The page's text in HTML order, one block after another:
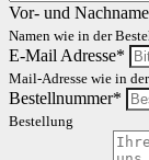
Vor- und
Namen wie in der
E-Mail Adresse*
Mail-Adresse wie in
Bestellnummer*
Bestellung